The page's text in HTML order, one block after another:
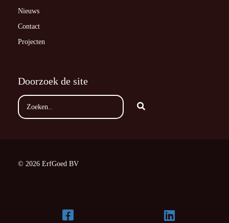
Nieuws
Contact
Projecten
Doorzoek de site
© 2026 ErfGoed BV